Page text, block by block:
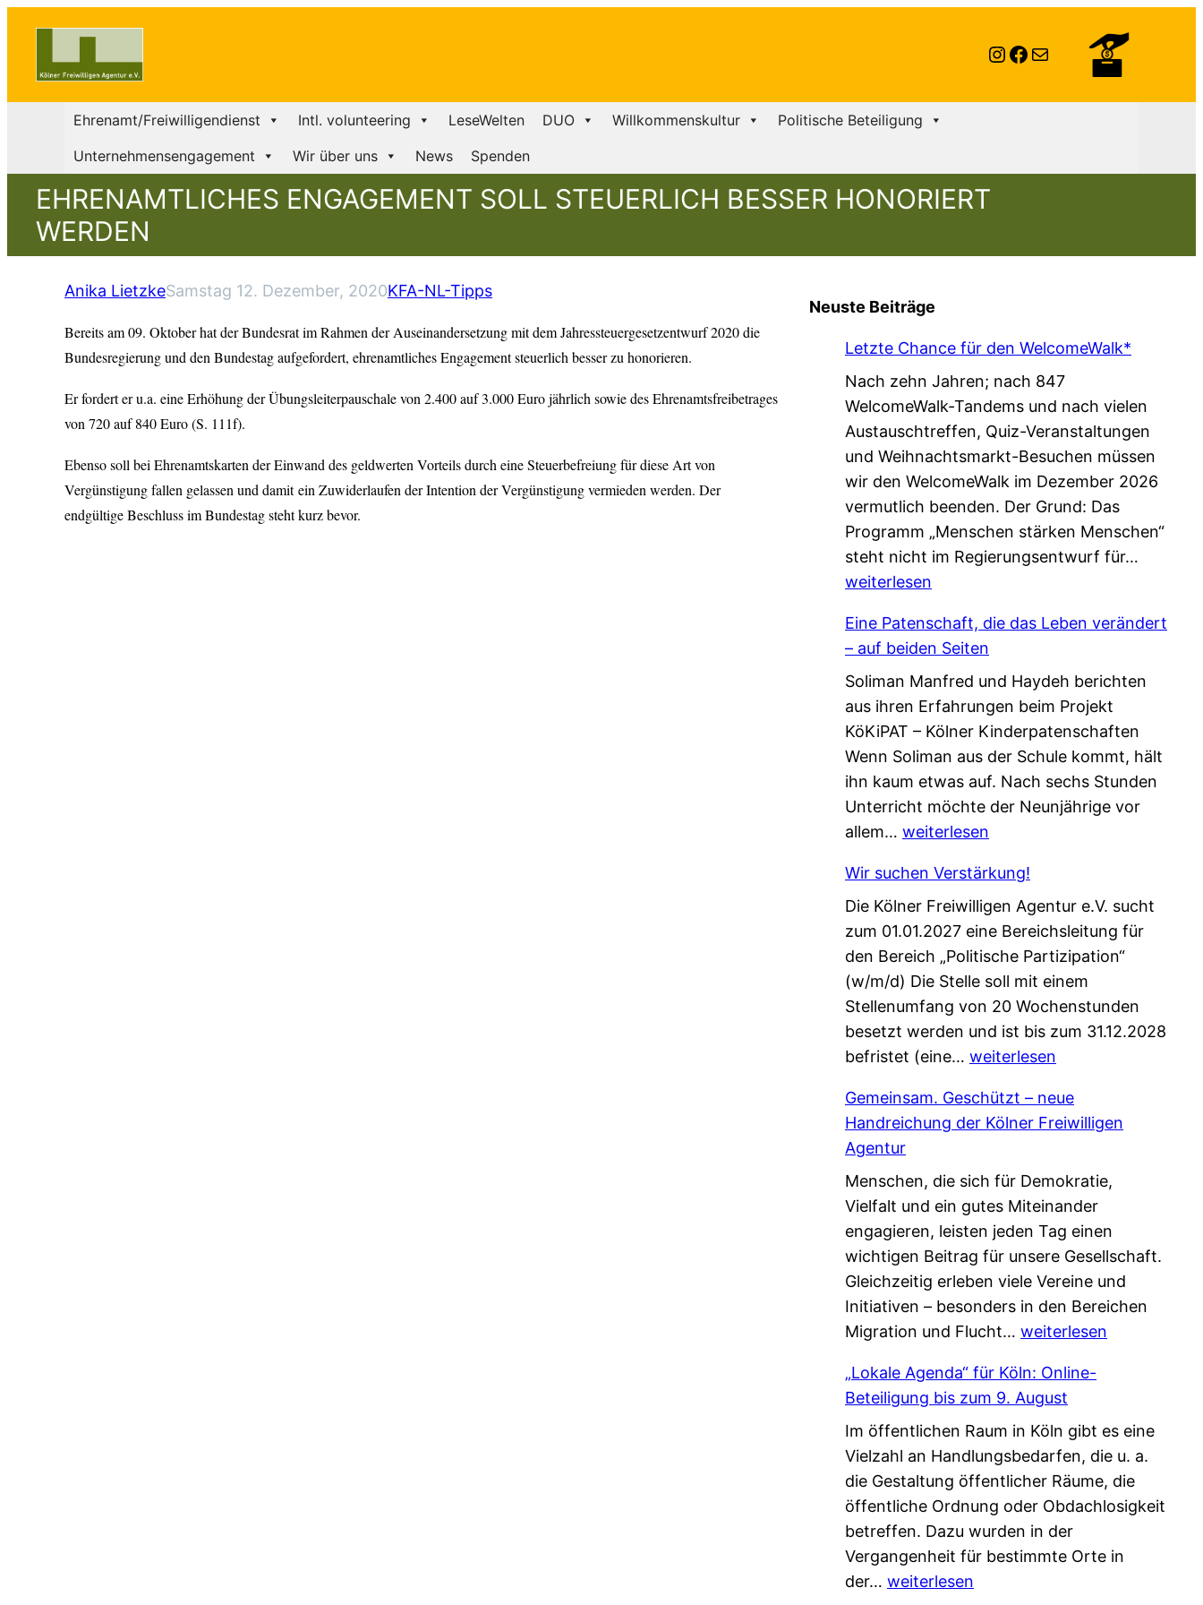
Instagram
Facebook
E-Mail
Ehrenamt/Freiwilligendienst Intl. volunteering LeseWelten DUO Willkommenskultur
Politische Beteiligung
Unternehmensengagement
Wir über uns News Spenden
EHRENAMTLICHES ENGAGEMENT SOLL STEUERLICH BESSER HONORIERT
WERDEN
Anika LietzkeSamstag 12. Dezember, 2020KFA-NL-Tipps
Bereits am 09. Oktober hat der Bundesrat im Rahmen der Auseinandersetzung mit dem Jahressteuergesetzentwurf 2020 die
Bundesregierung und den Bundestag aufgefordert, ehrenamtliches Engagement steuerlich besser zu honorieren.
Er fordert er u.a. eine Erhöhung der Übungsleiterpauschale von 2.400 auf 3.000 Euro jährlich sowie des Ehrenamtsfreibetrages
von 720 auf 840 Euro (S. 111f).
Ebenso soll bei Ehrenamtskarten der Einwand des geldwerten Vorteils durch eine Steuerbefreiung für diese Art von
Vergünstigung fallen gelassen und damit ein Zuwiderlaufen der Intention der Vergünstigung vermieden werden. Der
endgültige Beschluss im Bundestag steht kurz bevor.
Neuste Beiträge
Letzte Chance für den WelcomeWalk*
Nach zehn Jahren; nach 847
WelcomeWalk-Tandems und nach vielen
Austauschtreffen, Quiz-Veranstaltungen
und Weihnachtsmarkt-Besuchen müssen
wir den WelcomeWalk im Dezember 2026
vermutlich beenden. Der Grund: Das
Programm „Menschen stärken Menschen“
steht nicht im Regierungsentwurf für…
z
e
a
n
r
d
e
k
weiterlesen
Eine Patenschaft, die das Leben verändert
– auf beiden Seiten
Soliman Manfred und Haydeh berichten
aus ihren Erfahrungen beim Projekt
KöKiPAT – Kölner Kinderpatenschaften
Wenn Soliman aus der Schule kommt, hält
ihn kaum etwas auf. Nach sechs Stunden
Unterricht möchte der Neunjährige vor
allem… E
n
e
P
a
t
e
n
s
h
a
f
t
,
d
i
e
d
a
L
e
b
e
n
v
e
r
ä
weiterlesen
Wir suchen Verstärkung!
Die Kölner Freiwilligen Agentur e.V. sucht
zum 01.01.2027 eine Bereichsleitung für
den Bereich „Politische Partizipation“
(w/m/d) Die Stelle soll mit einem
Stellenumfang von 20 Wochenstunden
besetzt werden und ist bis zum 31.12.2028
befristet (eine… W
r
s
c
h
e
n
V
e
r
t
ä
r
k
u
n
g
!
weiterlesen
Gemeinsam. Geschützt – neue
Handreichung der Kölner Freiwilligen
Agentur
Menschen, die sich für Demokratie,
Vielfalt und ein gutes Miteinander
engagieren, leisten jeden Tag einen
wichtigen Beitrag für unsere Gesellschaft.
Gleichzeitig erleben viele Vereine und
Initiativen – besonders in den Bereichen
Migration und Flucht… G
m
e
i
n
s
a
m
.
weiterlesen
„Lokale Agenda“ für Köln: Online-
Beteiligung bis zum 9. August
Im öffentlichen Raum in Köln gibt es eine
Vielzahl an Handlungsbedarfen, die u. a.
die Gestaltung öffentlicher Räume, die
öffentliche Ordnung oder Obdachlosigkeit
betreffen. Dazu wurden in der
Vergangenheit für bestimmte Orte in
der… „
weiterlesen